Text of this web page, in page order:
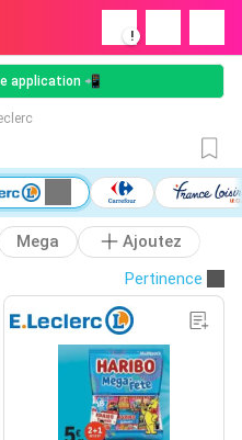
!
application 📲
Mega
Ajoutez
Pertinence